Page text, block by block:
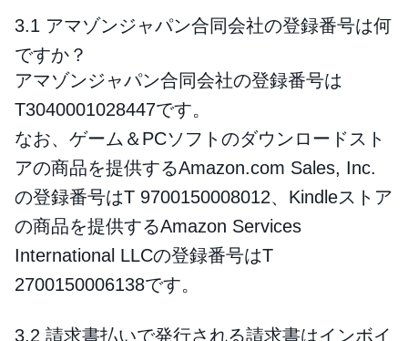
3.1 アマゾンジャパン合同会社の登録番号は何
ですか？
アマゾンジャパン合同会社の登録番号は
T3040001028447です。
なお、ゲーム＆PCソフトのダウンロードスト
アの商品を提供するAmazon.com Sales, Inc.
の登録番号はT 9700150008012、Kindleストア
の商品を提供するAmazon Services
International LLCの登録番号はT
2700150006138です。
3.2 請求書払いで発行される請求書はインボイ